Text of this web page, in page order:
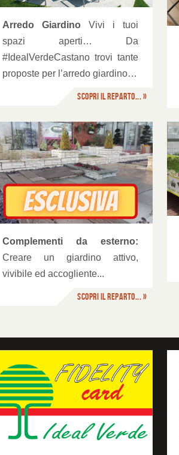
Arredo Giardino Vivi i tuoi
spazi aperti… Da
#IdealVerdeCastano trovi tante
proposte per l’arredo giardino…
Scopri il reparto... »
Oggettistica e Decor
Complementi da esterno:
Creare un giardino attivo,
vivibile ed accogliente...
Scopri il reparto... »
Orto